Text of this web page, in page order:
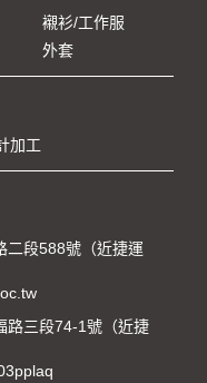
襯衫/工作服
外套
加工
二段588號（近捷運
路三段74-1號（近捷